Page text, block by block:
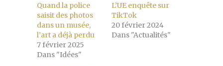
Quand la police
saisit des photos
dans un musée,
l’art a déjà perdu
7 février 2025
Dans "Idées"
L’UE enquête sur
TikTok
20 février 2024
Dans "Actualités"